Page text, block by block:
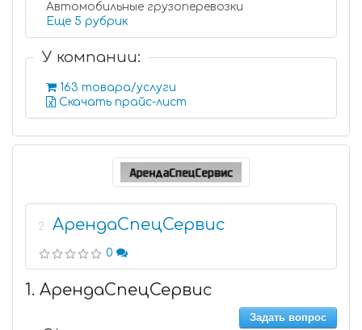
Автомобильные грузоперевозки
Еще 5 рубрик
У компании:
163 товара/услуги
Скачать прайс-лист
2 АрендаСпецСервис
0
1. АрендаСпецСервис
Задать вопрос